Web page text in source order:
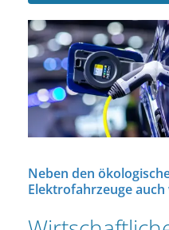
Neben den
Elektrofahrzeuge